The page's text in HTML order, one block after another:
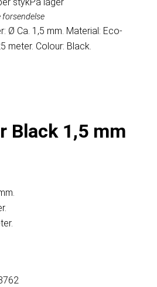
forsendelse
Ø Ca. 1,5 mm. Material: Eco-
meter. Colour: Black.
Black 1,5 mm